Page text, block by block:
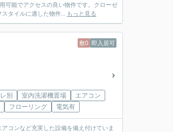
可能でアクセスの良い物件です。クローゼ
タイルに適した物件... もっと見る
敷0 即入居可
別 室内洗濯機置場
エアコン
フローリング 電気有
コンなど充実した設備を備え付けていま